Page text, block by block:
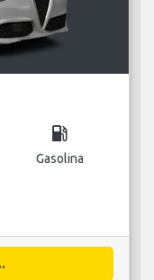
local_gas_station
Gasolina